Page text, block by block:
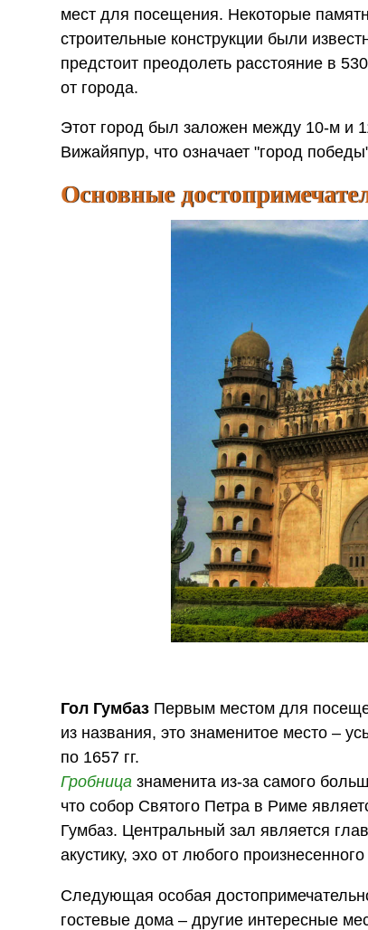
мест для посещения. Некоторые
строительные конструкции были
предстоит преодолеть расстояние в
от города.
Этот город был заложен между 10-м и
Вижайяпур, что означает "город
Основные
Гол Гумбаз Первым местом для
из названия, это знаменитое место –
по 1657 гг.
Гробница знаменита из-за самого
что собор Святого Петра в Риме
Гумбаз. Центральный зал является
акустику, эхо от любого
Следующая особая
гостевые дома – другие интересные